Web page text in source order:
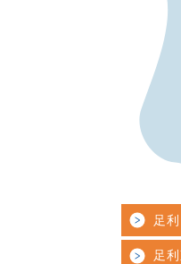
足利
足